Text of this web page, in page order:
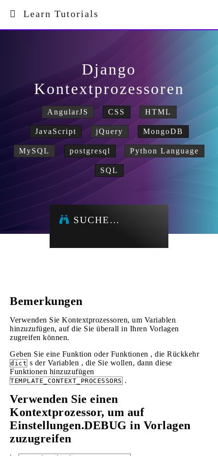
Learn Tutorials
Django
Kontextprozessoren
AngularJS CSS HTML
JavaScript jQuery MongoDB
MySQL postgresql Python Language
SQL
SUCHE…
Bemerkungen
Verwenden Sie Kontextprozessoren, um Variablen
hinzuzufügen, auf die Sie überall in Ihren Vorlagen
zugreifen können.
Geben Sie eine Funktion oder Funktionen , die Rückkehr
dict s der Variablen , die Sie wollen, dann diese
Funktionen hinzuzufügen
TEMPLATE_CONTEXT_PROCESSORS .
Verwenden Sie einen
Kontextprozessor, um auf
Einstellungen.DEBUG in Vorlagen
zuzugreifen